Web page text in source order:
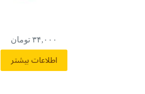
۳۴,۰۰۰ تومان
اطلاعات بیشتر